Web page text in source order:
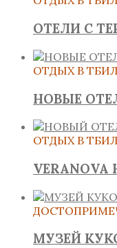
ОТЕЛИ С
ОТДЫХ В
НОВЫЕ
ОТДЫХ В
VERANOVA
МУЗЕЙ